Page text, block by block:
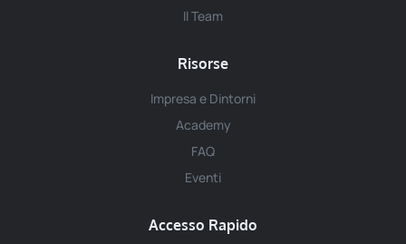
Il Team
Risorse
Impresa e Dintorni
Academy
FAQ
Eventi
Accesso Rapido